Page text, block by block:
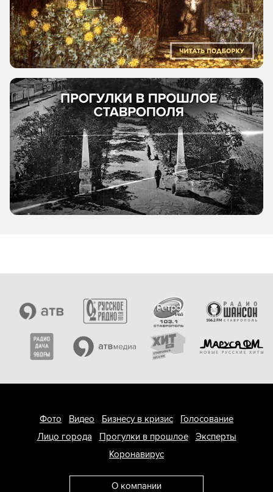
Фото Видео Бизнесу в кризис
Голосование
Лицо города
Прогулки в прошлое
Эксперты
Коронавирус
О компании